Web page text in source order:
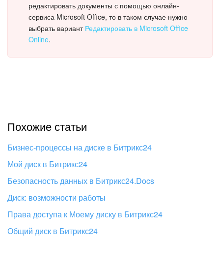
редактировать документы с помощью онлайн-
сервиса Microsoft Office, то в таком случае нужно
выбрать вариант Редактировать в Microsoft Office
Online.
Похожие статьи
Бизнес-процессы на диске в Битрикс24
Мой диск в Битрикс24
Безопасность данных в Битрикс24.Docs
Диск: возможности работы
Права доступа к Моему диску в Битрикс24
Общий диск в Битрикс24